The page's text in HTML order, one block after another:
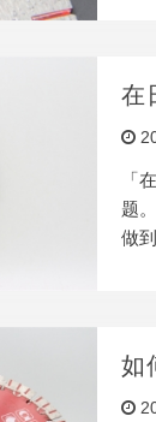
氏
余
普
在
「
题
做
自
硬
口
如